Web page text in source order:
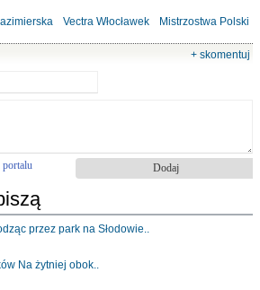
Vectra Włocławek
Mistrzostwa Polski
lekkoatletyka
+ skomentuj
portalu
przez park na Słodowie..
Na żytniej obok..